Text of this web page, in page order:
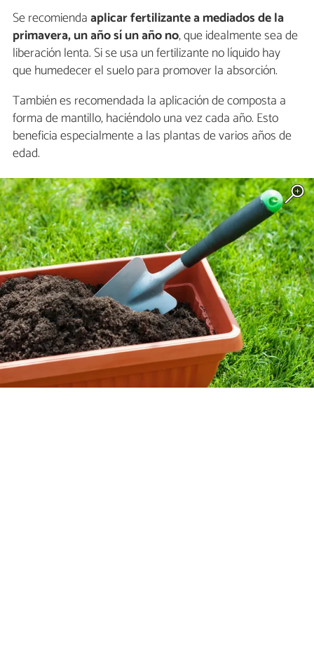
Se recomiendaaplicar fertilizante a mediados de la
primavera, un año sí un año no, que idealmente sea de
liberación lenta. Si se usa un fertilizante no líquido hay
que humedecer el suelo para promover la absorción.
También es recomendada la aplicación de composta a
forma de mantillo, haciéndolo una vez cada año. Esto
beneficia especialmente a las plantas de varios años de
edad.